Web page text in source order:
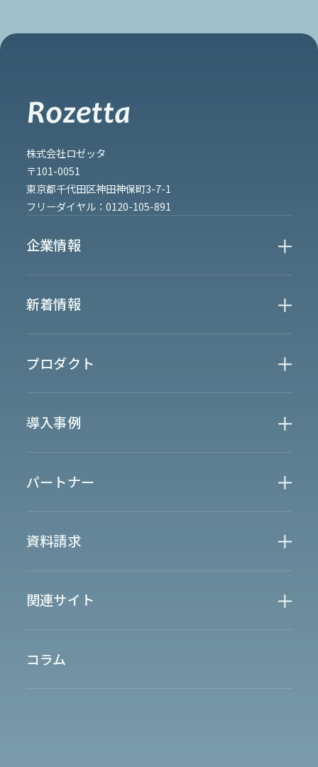
株式会社ロゼッタ
〒101-0051
東京都千代田区神田神保町3-7-1
フリーダイヤル：0120-105-891
企業情報
会社概要
新着情報
お知らせ
適時開示
プロダクト
製薬業界
官公庁
研究機関
出版業界
エンタメ
オンヤク
Premium T-4OO
導入事例
半導体業界
金融・保険業界
製薬業界
パートナー
資料請求
AI翻訳
関連サイト
採用情報
コラム